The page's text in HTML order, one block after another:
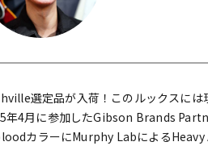
ラ
グ機器
選定品が入荷！このルックスには
年4月に参加したGibson Brands
カラーにMurphy Labによる